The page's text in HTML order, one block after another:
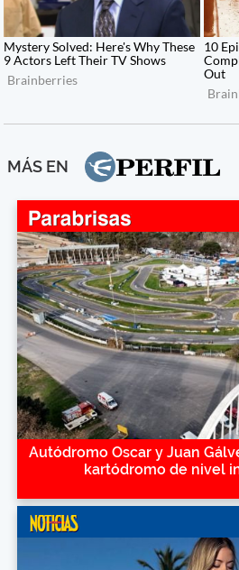
MÁS EN
Autódromo Oscar y Juan
kartódromo de nivel